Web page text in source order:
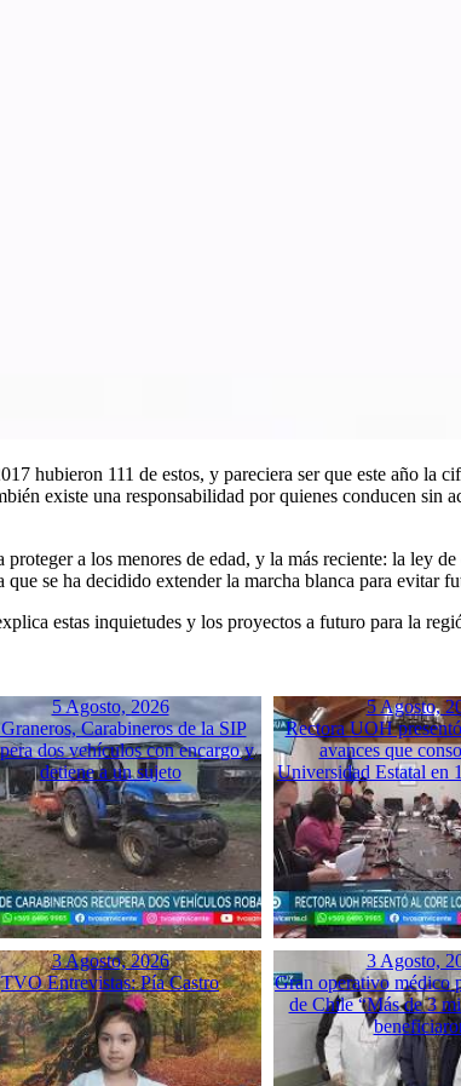
hubieron 111 de estos, y pareciera ser que este año la
existe una responsabilidad por quienes conducen sin
a los menores de edad, y la más reciente: la ley
se ha decidido extender la marcha blanca para evitar
estas inquietudes y los proyectos a futuro para la
5 Agosto, 2026
Carabineros de la SIP
dos vehículos con encargo y
detiene a un sujeto
5 Agosto,
Rectora UOH
avances que
Universidad Estatal en
3 Agosto, 2026
TVO Entrevistas: Pía Castro
3 Agosto,
Gran operativo médico
de Chile “Más de 3